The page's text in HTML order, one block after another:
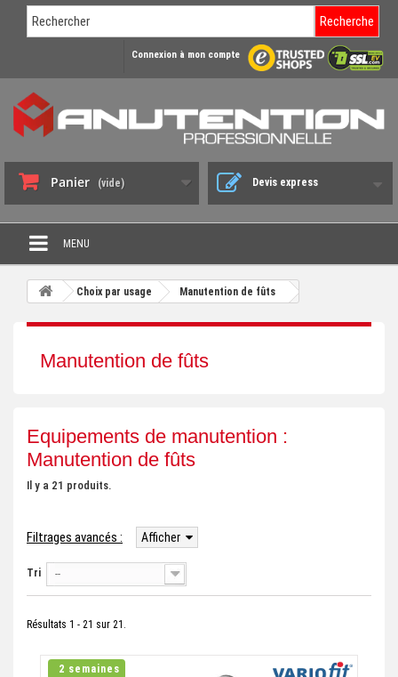
Recherche
Connexion à mon compte
Panier (vide) Devis express
MENU
PROMO DÉSTOCKAGE
+
DIABLE DE MANUTENTION
ROULEUR ET PLATEAU ROULANT
TRANSPALETTE ET PALETTAGE
GERBEUR ET CRIC INDUSTRIEL
ACCESSOIRES ET COMPLÉMENTS
+
CHOIX PAR USAGE
LEVAGE
Choix par usage Manutention de fûts
Manutention de fûts
Equipements de manutention :
Manutention de fûts
Il y a 21 produits.
Filtrages avancés : Afficher
Tri --
Résultats 1 - 21 sur 21.
2 semaines